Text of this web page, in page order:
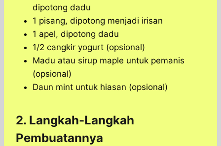
dipotong dadu
1 pisang, dipotong menjadi irisan
1 apel, dipotong dadu
1/2 cangkir yogurt (opsional)
Madu atau sirup maple untuk pemanis
(opsional)
Daun mint untuk hiasan (opsional)
2. Langkah-Langkah
Pembuatannya